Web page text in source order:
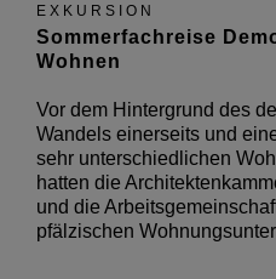
EXKURSION
Sommerfachreise
Wohnen
Vor dem Hintergrund des
Wandels einerseits und
sehr unterschiedlichen
hatten die
und die
pfälzischen